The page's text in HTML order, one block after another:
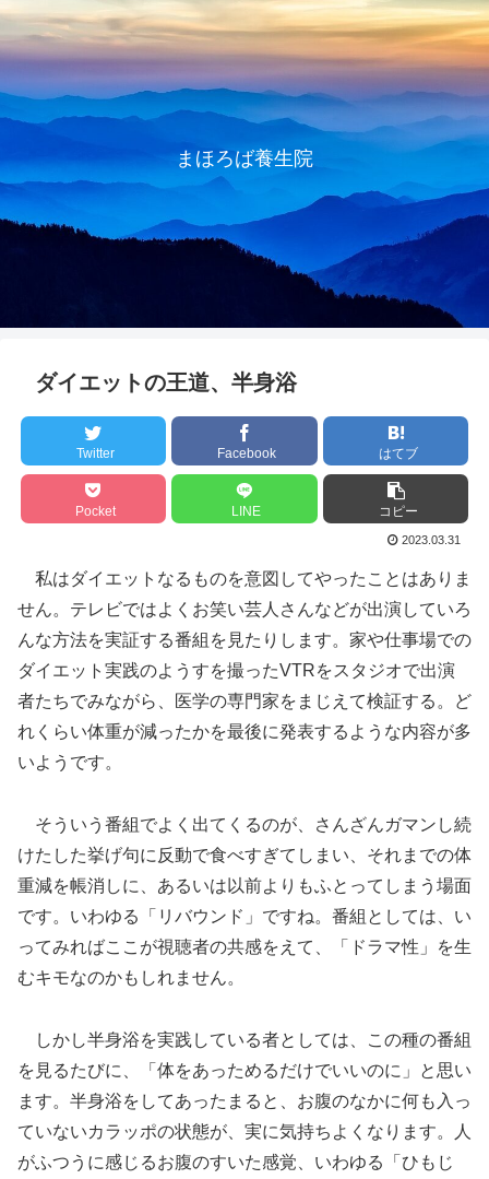
まほろば養生院
ダイエットの王道、半身浴
Twitter Facebook はてブ
Pocket LINE コピー
2023.03.31
私はダイエットなるものを意図してやったことはありま
せん。テレビではよくお笑い芸人さんなどが出演していろ
んな方法を実証する番組を見たりします。家や仕事場での
ダイエット実践のようすを撮ったVTRをスタジオで出演
者たちでみながら、医学の専門家をまじえて検証する。ど
れくらい体重が減ったかを最後に発表するような内容が多
いようです。
そういう番組でよく出てくるのが、さんざんガマンし続
けたした挙げ句に反動で食べすぎてしまい、それまでの体
重減を帳消しに、あるいは以前よりもふとってしまう場面
です。いわゆる「リバウンド」ですね。番組としては、い
ってみればここが視聴者の共感をえて、「ドラマ性」を生
むキモなのかもしれません。
しかし半身浴を実践している者としては、この種の番組
を見るたびに、「体をあっためるだけでいいのに」と思い
ます。半身浴をしてあったまると、お腹のなかに何も入っ
ていないカラッポの状態が、実に気持ちよくなります。人
がふつうに感じるお腹のすいた感覚、いわゆる「ひもじ